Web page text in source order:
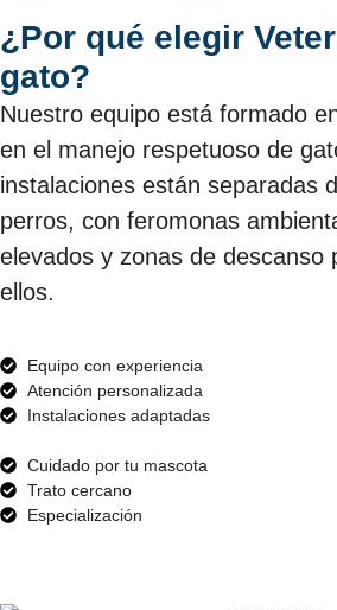
¿Por qué elegir
gato?
Nuestro equipo está formado
en el manejo respetuoso de
instalaciones están separadas
perros, con feromonas
elevados y zonas de descanso
ellos.
Equipo con experiencia
Atención personalizada
Instalaciones adaptadas
Cuidado por tu mascota
Trato cercano
Especialización